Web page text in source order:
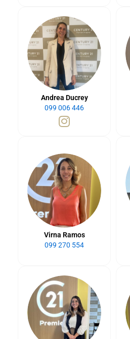
Andrea Ducrey
099 006 446
Virna Ramos
099 270 554